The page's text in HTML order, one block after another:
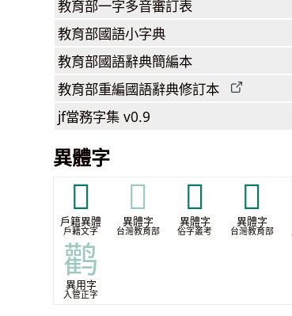
教育部一字多音審訂表
教育部國語小字典
教育部國語辭典簡編本
教育部重編國語辭典修訂本
jf當務字集 v0.9
異體字
𪈩
戶籍異體
戶籍文字
𪈩
異體字
台灣教育部
𪈸
異體字
俗字叢考
𪈻
異體字
台灣教育部
鹳
異用字
入管正字